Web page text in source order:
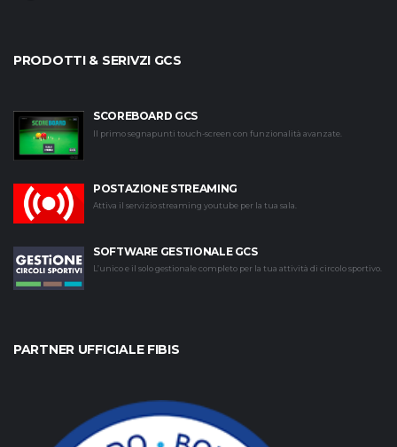
PRODOTTI & SERIVZI GCS
SCOREBOARD GCS
Il primo segnapunti touch-screen con funzionalità avanzate.
POSTAZIONE STREAMING
Attiva il servizio streaming youtube per la tua sala.
SOFTWARE GESTIONALE GCS
L’unico e il solo gestionale completo per la tua attività di circolo sportivo.
PARTNER UFFICIALE FIBIS